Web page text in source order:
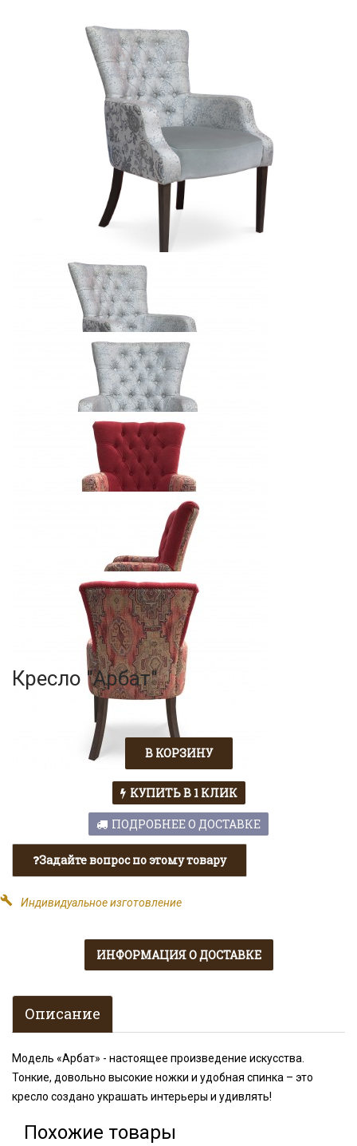
Кресло "Арбат"
КУПИТЬ В 1 КЛИК
ПОДРОБНЕЕ О ДОСТАВКЕ
Задайте вопрос по этому товару
build Индивидуальное изготовление
ИНФОРМАЦИЯ О ДОСТАВКЕ
Описание
Модель «Арбат» - настоящее произведение искусства.
Тонкие, довольно высокие ножки и удобная спинка – это
кресло создано украшать интерьеры и удивлять!
Похожие товары